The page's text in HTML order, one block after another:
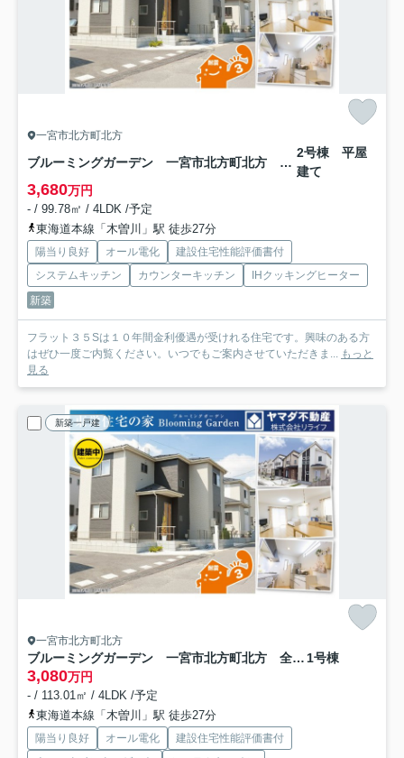
一宮市北方町北方
ブルーミングガーデン 一宮市北方町北方 全2区画分譲
2号棟 平屋
建て
3,680万円
- / 99.78㎡ / 4LDK /予定
東海道本線「木曽川」駅 徒歩27分
陽当り良好 オール電化
建設住宅性能評価書付
システムキッチン
カウンターキッチン
IHクッキングヒーター
新築
フラット３５Sは１０年間金利優遇が受けれる住宅です。興味のある方
はぜひ一度ご内覧ください。いつでもご案内させていただきま... もっと
見る
新築一戸建
一宮市北方町北方
ブルーミングガーデン 一宮市北方町北方 全2区画分譲 1号棟
3,080万円
- / 113.01㎡ / 4LDK /予定
東海道本線「木曽川」駅 徒歩27分
陽当り良好 オール電化
建設住宅性能評価書付